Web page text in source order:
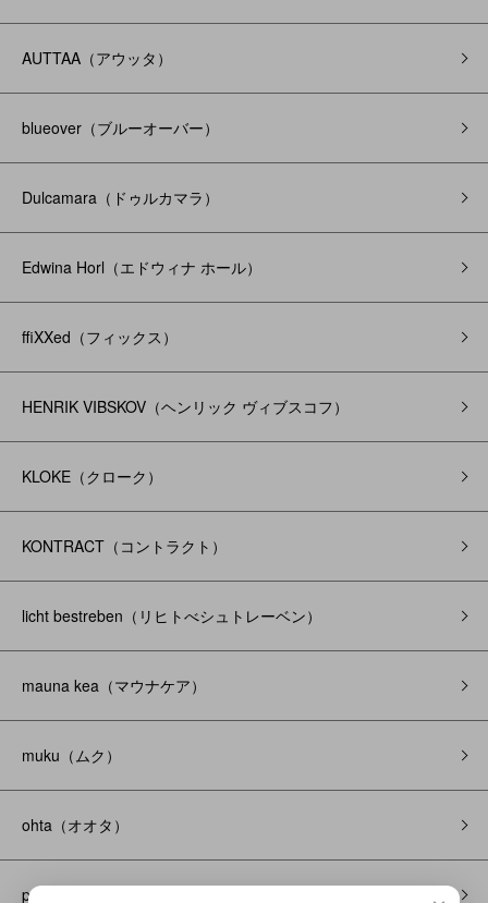
AUTTAA（アウッタ）
blueover（ブルーオーバー）
Dulcamara（ドゥルカマラ）
Edwina Horl（エドウィナ ホール）
ffiXXed（フィックス）
HENRIK VIBSKOV（ヘンリック ヴィブスコフ）
KLOKE（クローク）
KONTRACT（コントラクト）
licht bestreben（リヒトべシュトレーベン）
mauna kea（マウナケア）
muku（ムク）
ohta（オオタ）
polka dot soielle(ポルカドットソワーユ)